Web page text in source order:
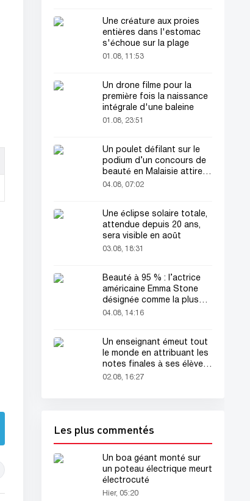
Une créature aux proies
entières dans l'estomac
s'échoue sur la plage
01.08, 11:53
Un drone filme pour la
première fois la naissance
intégrale d'une baleine
01.08, 23:51
Un poulet défilant sur le
podium d’un concours de
beauté en Malaisie attire
l’attention du public
04.08, 07:02
Une éclipse solaire totale,
attendue depuis 20 ans,
sera visible en août
03.08, 18:31
Beauté à 95 % : l’actrice
américaine Emma Stone
désignée comme la plus
belle femme du monde !
04.08, 14:16
Un enseignant émeut tout
le monde en attribuant les
notes finales à ses élèves
avant sa mort
02.08, 16:27
Les plus commentés
Un boa géant monté sur
un poteau électrique meurt
électrocuté
Hier, 05:20